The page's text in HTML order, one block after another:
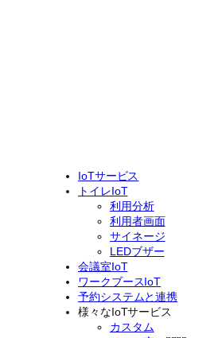
IoTサービス
トイレIoT
利用分析
利用者画面
サイネージ
LEDブザー
会議室IoT
ワークブースIoT
予約システムと連携
様々なIoTサービス
カスタム